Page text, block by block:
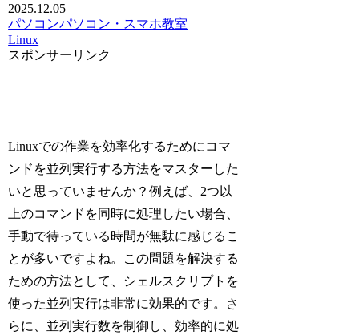
2025.12.05
パソコンパソコン・スマホ教室
Linux
スポンサーリンク
Linuxでの作業を効率化するためにコマ
ンドを並列実行する方法をマスターした
いと思っていませんか？例えば、2つ以
上のコマンドを同時に処理したい場合、
手動で待っている時間が無駄に感じるこ
とが多いですよね。この問題を解決する
ための方法として、シェルスクリプトを
使った並列実行は非常に効果的です。さ
らに、並列実行数を制御し、効率的に処